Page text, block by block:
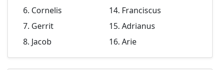
Cornelis
Gerrit
Jacob
Franciscus
Adrianus
Arie